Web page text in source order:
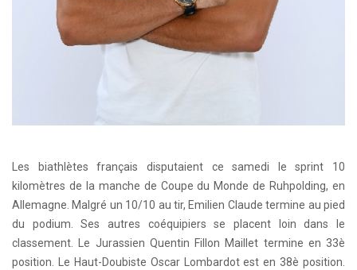
Les biathlètes français disputaient ce samedi le sprint 10
kilomètres de la manche de Coupe du Monde de Ruhpolding, en
Allemagne. Malgré un 10/10 au tir, Emilien Claude termine au pied
du podium. Ses autres coéquipiers se placent loin dans le
classement. Le Jurassien Quentin Fillon Maillet termine en 33è
position. Le Haut-Doubiste Oscar Lombardot est en 38è position.